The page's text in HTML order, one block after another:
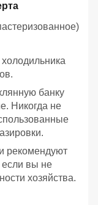
банку
Никогда не
рекомендуют
если вы не
хозяйства.